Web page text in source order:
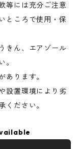
等には充分ご注意
ところで使用・保
きん、エアゾール
。
あります。
設置環境により劣
ください。